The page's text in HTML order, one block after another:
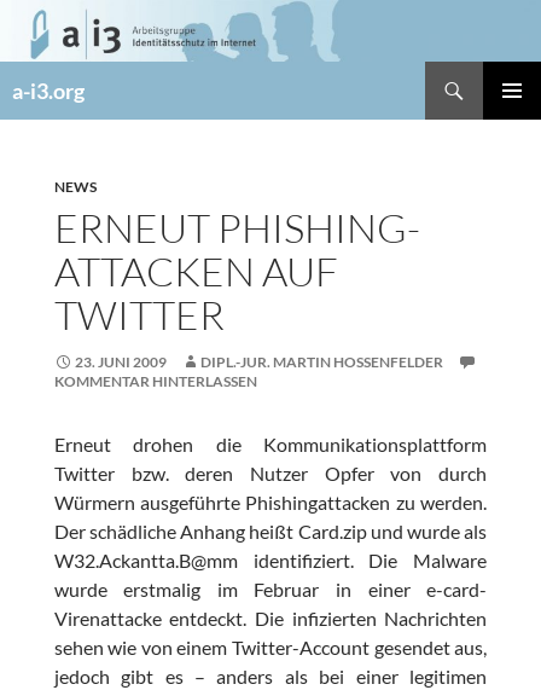
Zum
Inhalt
a-i3.org
NEWS
ERNEUT PHISHING-
ATTACKEN AUF
TWITTER
23. JUNI 2009
DIPL.-JUR. MARTIN HOSSENFELDER
KOMMENTAR HINTERLASSEN
Erneut drohen die Kommunikationsplattform
Twitter bzw. deren Nutzer Opfer von durch
Würmern ausgeführte Phishingattacken zu werden.
Der schädliche Anhang heißt Card.zip und wurde als
W32.Ackantta.B@mm identifiziert. Die Malware
wurde erstmalig im Februar in einer e-card-
Virenattacke entdeckt. Die infizierten Nachrichten
sehen wie von einem Twitter-Account gesendet aus,
jedoch gibt es – anders als bei einer legitimen